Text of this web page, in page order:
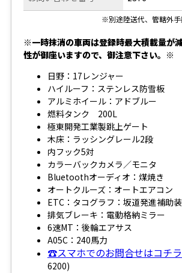
※別途陸送代、管轄外
※一時抹消の車両は登録時最大積載量が
性が御座いますので、御注意下さい。※
日野：17レンジャー
ハイルーフ：ステンレス防雪板
アルミホイール：アドブルー
燃料タンク 200L
極東開発工業製跳上ゲート
木床：ラッシングレール2段
内フック5対
カラーバックカメラ／モニタ
Bluetoothオーディオ：煤焼き
オートクルーズ：オートエアコン
ETC：タコグラフ：坂道発進補助
排気ブレーキ：電動格納ミラー
6速MT：後輪エアサス
A05C：240馬力
☎スマホでのお問合せはコチ
6200)